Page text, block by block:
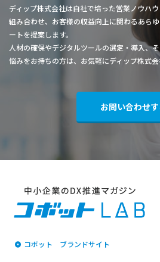
ディップ株式会社は自社で培った営業ノウハ
組み合わせ、お客様の収益向上に関わるあら
ートを提案します。
人材の確保やデジタルツールの選定・導入、
悩みをお持ちの方は、お気軽にディップ株式会
お問い合わせす
コボット ブランドサイト